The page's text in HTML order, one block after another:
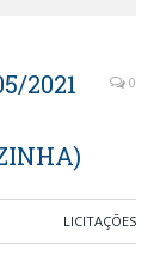
2021
0
LICITAÇÕES